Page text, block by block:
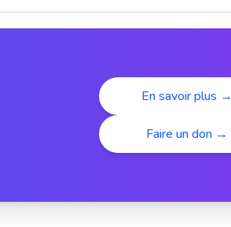
En savoir plus →
Faire un don →